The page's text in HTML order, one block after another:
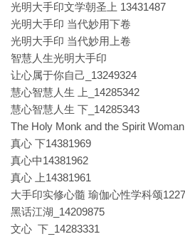
光明大手印文学朝圣上 13431487
光明大手印 当代妙用下卷
光明大手印 当代妙用上卷
智慧人生光明大手印
让心属于你自己_13249324
慧心智慧人生 上_14285342
慧心智慧人生 下_14285343
The Holy Monk and the Spirit
真心 下14381969
真心中14381962
真心 上14381961
大手印实修心髓 瑜伽心性学科颂
黑话江湖_14209875
文心 下_14283331